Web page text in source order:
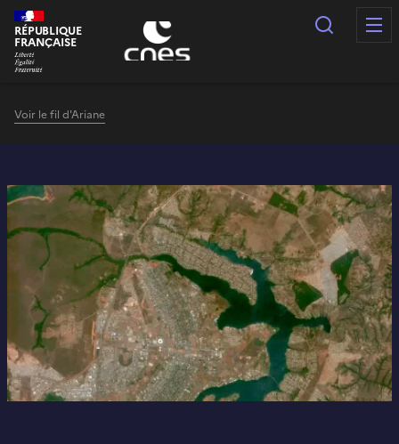
Panneau de gestion des cookies
RÉPUBLIQUE
FRANÇAISE
Voir le fil d'Ariane